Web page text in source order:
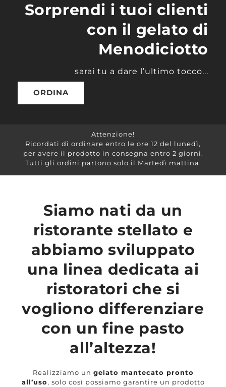
Sorprendi i tuoi clienti
con il gelato di
Menodiciotto
sarai tu a dare l’ultimo tocco...
ORDINA
Attenzione!
Ricordati di ordinare entro le ore 12 del lunedì,
per avere il prodotto in consegna entro 2 giorni.
Tutti gli ordini partono solo il Martedì mattina.
Siamo nati da un
ristorante stellato e
abbiamo sviluppato
una linea dedicata ai
ristoratori che si
vogliono differenziare
con un fine pasto
all’altezza!
Realizziamo un gelato mantecato pronto
all’uso, solo così possiamo garantire un prodotto